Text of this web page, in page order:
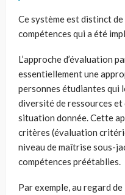
Ce système est distinct de
compétences qui a été
L’approche d’évaluation
essentiellement une
personnes étudiantes qui
diversité de ressources et
situation donnée. Cette
critères (évaluation
niveau de maîtrise sous-
compétences préétablies.
Par exemple, au regard